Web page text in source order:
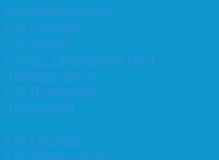
Klubbmesterskapet
KM Lynsjakk
Vår-konrad
Konrad Timestrening (vår)
Høstturneringen
KM Hurtigsjakk
Høst-konrad
KM Lynsjakk
Klubbmesterskapet